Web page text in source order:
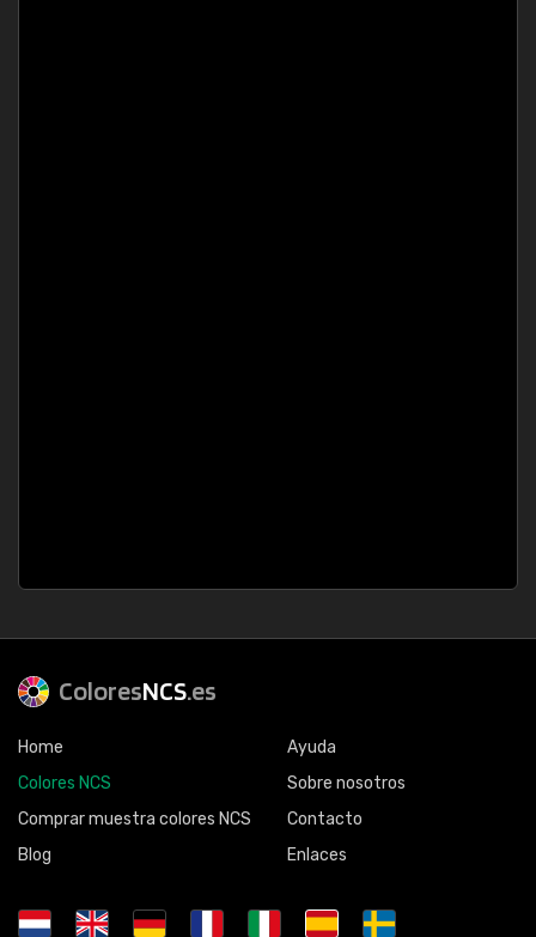
ColoresNCS.es
Home
Colores NCS
Comprar muestra colores NCS
Blog
Ayuda
Sobre nosotros
Contacto
Enlaces